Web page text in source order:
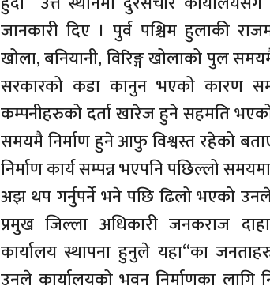
जानकारी दिए । पुर्व पश्चिम हुलाकी
खोला, बनियानी, विरिङ्ग खोलाको पुल
सरकारको कडा कानुन भएको कारण
कम्पनीहरुको दर्ता खारेज हुने सहमति
समयमै निर्माण हुने आफु विश्वस्त रहेको
निर्माण कार्य सम्पन्न भएपनि पछिल्लो
अझ थप गर्नुपर्ने भने पछि ढिलो भएको
प्रमुख जिल्ला अधिकारी जनकराज
कार्यालय स्थापना हुनुले यहा“का
उनले कार्यालयको भवन निर्माणका लागि